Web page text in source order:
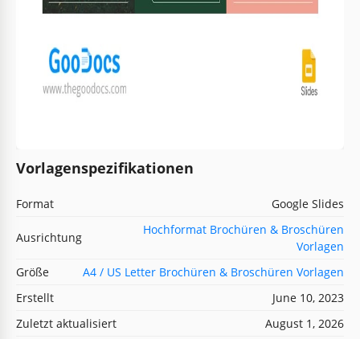
Vorlagenspezifikationen
Format Google Slides
Ausrichtung
Hochformat Brochüren & Broschüren
Vorlagen
Größe
A4 / US Letter Brochüren & Broschüren Vorlagen
Erstellt
June 10, 2023
Zuletzt aktualisiert
August 1, 2026